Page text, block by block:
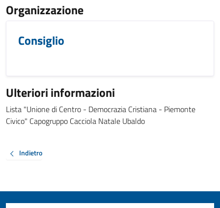
Organizzazione
Consiglio
Ulteriori informazioni
Lista "Unione di Centro - Democrazia Cristiana - Piemonte
Civico" Capogruppo Cacciola Natale Ubaldo
Indietro